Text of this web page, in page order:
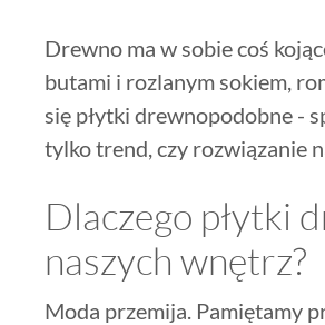
Drewno ma w sobie coś
butami i rozlanym sokiem,
się płytki drewnopodobne -
tylko trend, czy rozwiązanie
Dlaczego płytki
naszych wnętrz?
Moda przemija. Pamiętamy